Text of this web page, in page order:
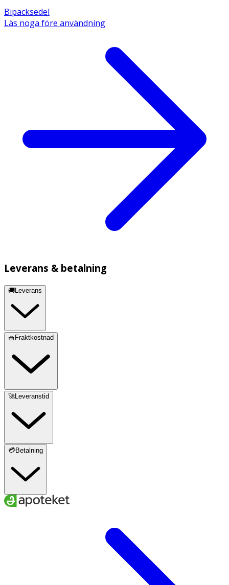
Bipacksedel
Läs noga före användning
Leverans & betalning
🚚Leverans
🧺Fraktkostnad
🚀Leveranstid
💳Betalning